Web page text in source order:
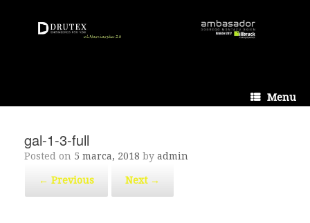
Menu
gal-1-3-full
Posted on 5 marca, 2018 by admin
← Previous Next →